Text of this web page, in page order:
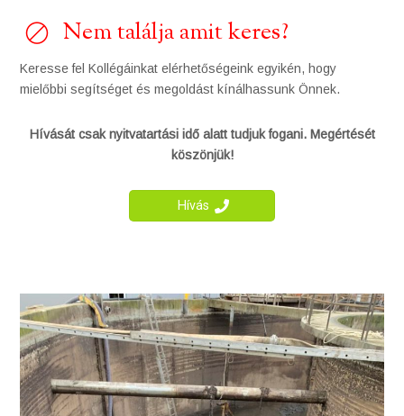
Nem találja amit keres?
Keresse fel Kollégáinkat elérhetőségeink egyikén, hogy
mielőbbi segítséget és megoldást kínálhassunk Önnek.
Hívását csak nyitvatartási idő alatt tudjuk fogani. Megértését
köszönjük!
Hívás